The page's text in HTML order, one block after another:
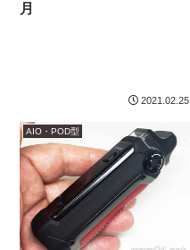
月
2021.02.25
AIO・POD型